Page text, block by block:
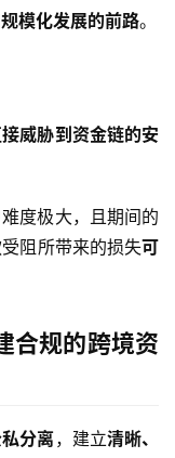
模化发展的前路。
威胁到资金链的安
度极大，且期间的
阻所带来的损失可
合规的跨境资
分离，建立清晰、